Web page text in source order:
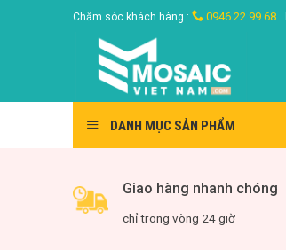
Chăm sóc khách hàng : 0946 22 99 68
DANH MỤC SẢN PHẨM
Giao hàng nhanh chóng
chỉ trong vòng 24 giờ